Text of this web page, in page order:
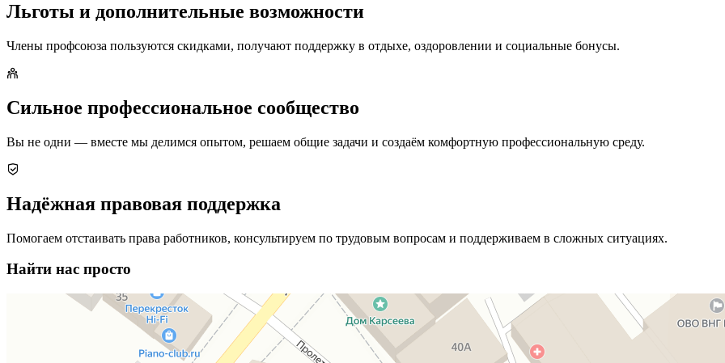
Льготы и дополнительные возможности
Члены профсоюза пользуются скидками, получают поддержку в отдыхе, оздоровлении и социальные бонусы.
Сильное профессиональное сообщество
Вы не одни — вместе мы делимся опытом, решаем общие задачи и создаём комфортную профессиональную среду.
Надёжная правовая поддержка
Помогаем отстаивать права работников, консультируем по трудовым вопросам и поддерживаем в сложных ситуациях.
Найти нас просто